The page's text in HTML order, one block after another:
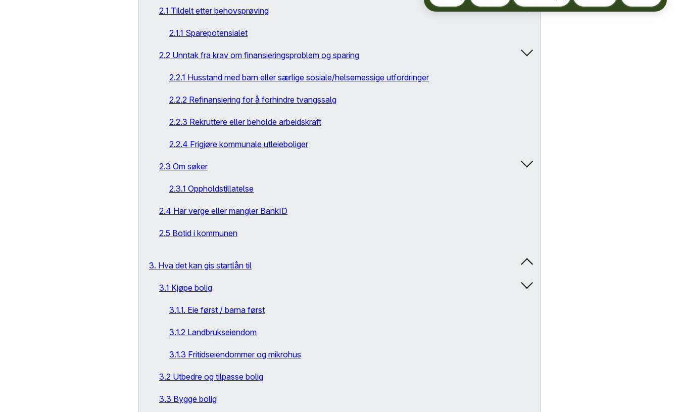
2.1 Tildelt etter behovsprøving
2.1.1 Sparepotensialet
2.2 Unntak fra krav om finansieringsproblem og sparing
2.2.1 Husstand med barn eller særlige sosiale/helsemessige utfordringer
2.2.2 Refinansiering for å forhindre tvangssalg
2.2.3 Rekruttere eller beholde arbeidskraft
2.2.4 Frigjøre kommunale utleieboliger
2.3 Om søker
2.3.1 Oppholdstillatelse
2.4 Har verge eller mangler BankID
2.5 Botid i kommunen
3. Hva det kan gis startlån til
3.1 Kjøpe bolig
3.1.1. Eie først / barna først
3.1.2 Landbrukseiendom
3.1.3 Fritidseiendommer og mikrohus
3.2 Utbedre og tilpasse bolig
3.3 Bygge bolig